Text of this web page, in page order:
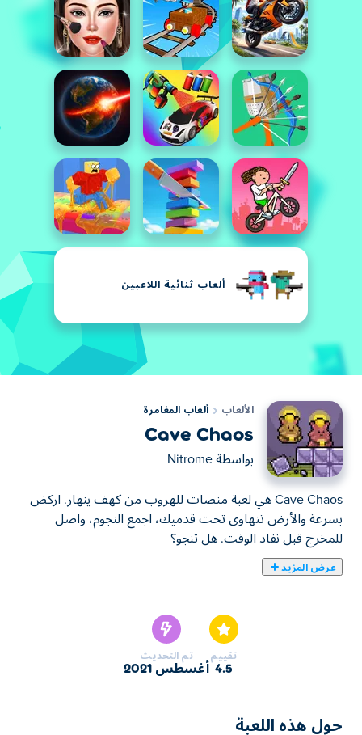
ألعاب ثنائية اللاعبين
الألعاب ألعاب المغامرة
Cave Chaos
بواسطة Nitrome
Cave Chaos هي لعبة منصات للهروب من كهف ينهار. اركض
بسرعة والأرض تتهاوى تحت قدميك، اجمع النجوم، واصل
للمخرج قبل نفاد الوقت. هل تنجو؟
عرض المزيد
تقييم
4.5
تم التحديث
أغسطس 2021
حول هذه اللعبة